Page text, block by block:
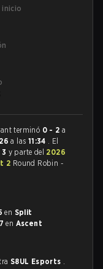
inicio
terminó 0 - 2 a
a las 11:34 . El
y parte del 2026
2 Round Robin -
en Split
en Ascent
S8UL Esports .